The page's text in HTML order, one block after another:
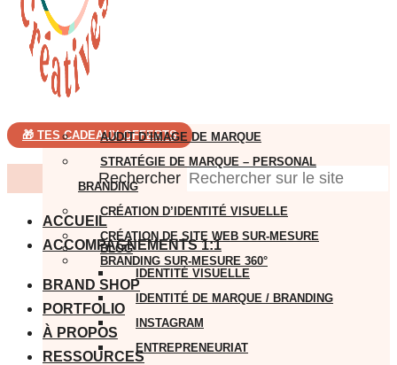
🎁 TES CADEAUX OFFERTS
Rechercher
ACCUEIL
ACCOMPAGNEMENTS 1:1
AUDIT D’IMAGE DE MARQUE
STRATÉGIE DE MARQUE – PERSONAL
BRANDING
CRÉATION D’IDENTITÉ VISUELLE
CRÉATION DE SITE WEB SUR-MESURE
BRANDING SUR-MESURE 360°
BRAND SHOP
PORTFOLIO
À PROPOS
RESSOURCES
BLOG
IDENTITÉ VISUELLE
IDENTITÉ DE MARQUE / BRANDING
INSTAGRAM
ENTREPRENEURIAT